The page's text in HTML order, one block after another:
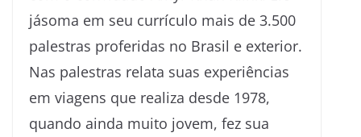
jásoma em seu currículo mais de 3.500
palestras proferidas no Brasil e exterior.
Nas palestras relata suas experiências
em viagens que realiza desde 1978,
quando ainda muito jovem, fez sua